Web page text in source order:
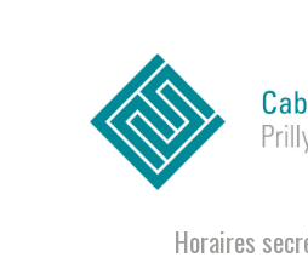
Horaires